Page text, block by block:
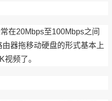
在20Mbps至100Mbps之间
由器拖移动硬盘的形式基本上
频了。